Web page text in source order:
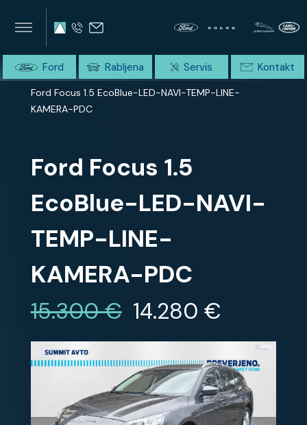
SUMMIT AVTO
Home
Domov
Celotna ponudba
Ford Focus 1.5 EcoBlue-LED-NAVI-TEMP-LINE-
KAMERA-PDC
Ford Focus 1.5
EcoBlue-LED-NAVI-
TEMP-LINE-
KAMERA-PDC
15.300 € 14.280 €
Ford Rabljena Servis Kontakt
×
×